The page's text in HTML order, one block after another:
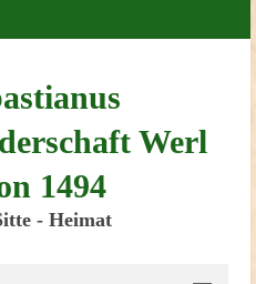
Werl
1494
- Heimat